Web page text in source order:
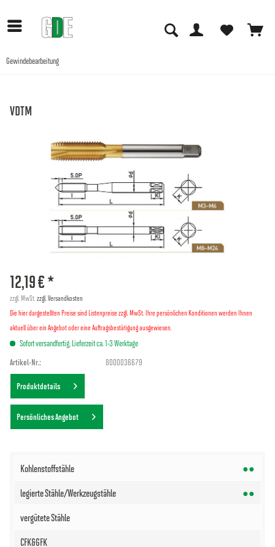
Gewindebearbeitung
VDTM
12,19 € *
zzgl. MwSt. zzgl. Versandkosten
Die hier dargestellten Preise sind Listenpreise zzgl. MwSt. Ihre persönlichen Konditionen werden Ihnen
aktuell über ein Angebot oder eine Auftragsbestätigung ausgewiesen.
Sofort versandfertig, Lieferzeit ca. 1-3 Werktage
Artikel-Nr.:
8000036679
Produktdetails
Persönliches Angebot
●●
●●